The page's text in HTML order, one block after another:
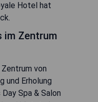
Hotel hat
im Zentrum
von
und Erholung
Spa & Salon